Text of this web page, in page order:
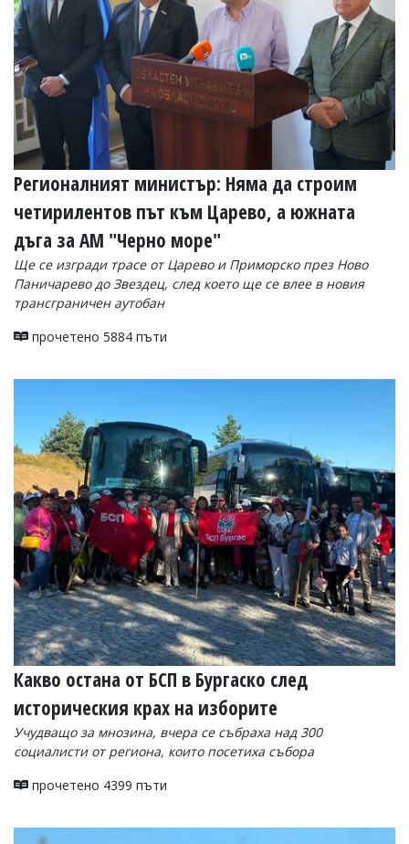
УКРАЙНА
СПОРТ
РАЗСЛЕДВАНЕ
БИЗНЕС
ЮГ
Управители:
Веселин
email:
v.vasilev@flagman.bg
Катя
Касабова,
еmail:k.kassabova@flagman.bg
Главен
редактор:
Иван
email:
Коментарите
под
статиите
се
въвеждат
от
читателите
и
редакцията
не
носи
отговорност
за
тях!
Ако
откриете
обиден
за
вас
коментар,
моля
ни!
Регионалният министър: Няма да строим
четирилентов път към Царево, а южната
дъга за АМ "Черно море"
Ще се изгради трасе от Царево и Приморско през Ново
Паничарево до Звездец, след което ще се влее в новия
трансграничен аутобан
прочетено 5884 пъти
Какво остана от БСП в Бургаско след
историческия крах на изборите
Учудващо за мнозина, вчера се събраха над 300
социалисти от региона, които посетиха събора
прочетено 4399 пъти